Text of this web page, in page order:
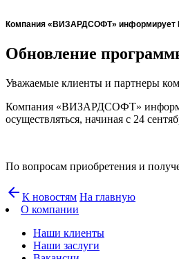
Компания «ВИЗАРДСОФТ» информирует
Обновление
Уважаемые клиенты и партнеры
Компания «ВИЗАРДСОФТ»
осуществляться, начиная с 24
По вопросам приобретения и
arrow_back К новостям На главную
О компании
Наши клиенты
Наши заслуги